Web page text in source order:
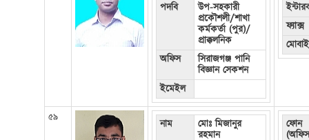
পদবি
উপ-সহকারী
প্রকৌশলী/শাখা
কর্মকর্তা (পুর)/
প্রাক্কলনিক
অফিস
সিরাজগঞ্জ পানি
বিজ্ঞান সেকশন
ইমেইল
ফ্যাক্স
৫৯ নাম
মোঃ মিজানুর
রহমান
ফোন